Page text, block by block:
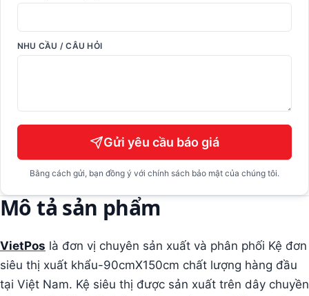
NHU CẦU / CÂU HỎI
Gửi yêu cầu báo giá
Bằng cách gửi, bạn đồng ý với chính sách bảo mật của chúng tôi.
Mô tả sản phẩm
VietPos là đơn vị chuyên sản xuất và phân phối Kệ đơn
siêu thị xuất khẩu-90cmX150cm chất lượng hàng đầu
tại Việt Nam. Kệ siêu thị được sản xuất trên dây chuyền